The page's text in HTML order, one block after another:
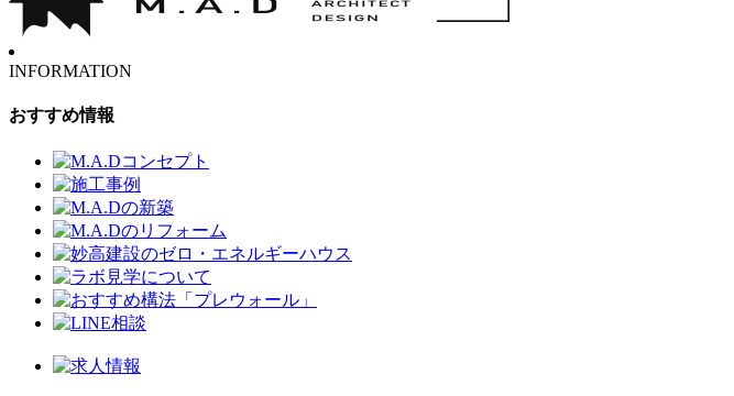
INFORMATION
おすすめ情報